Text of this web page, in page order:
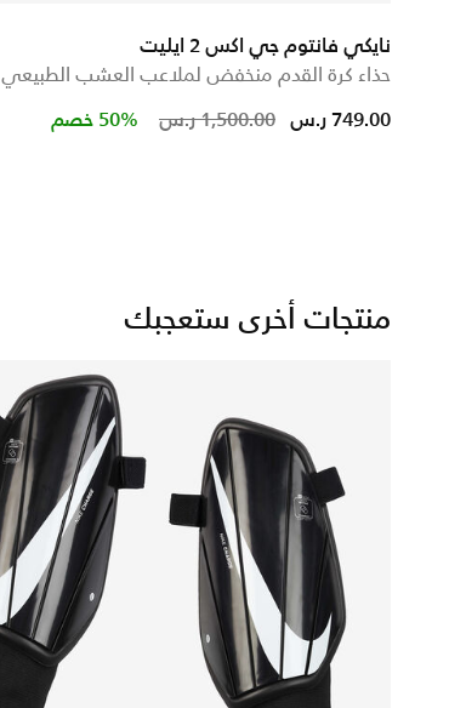
نايكي فانتوم جي اكس 2 ايليت
حذاء كرة القدم منخفض لملاعب العشب الطبيعي
Price reduced from
1,500.00 ر.س
to 749.00 ر.س 50% خصم
منتجات أخرى ستعجبك